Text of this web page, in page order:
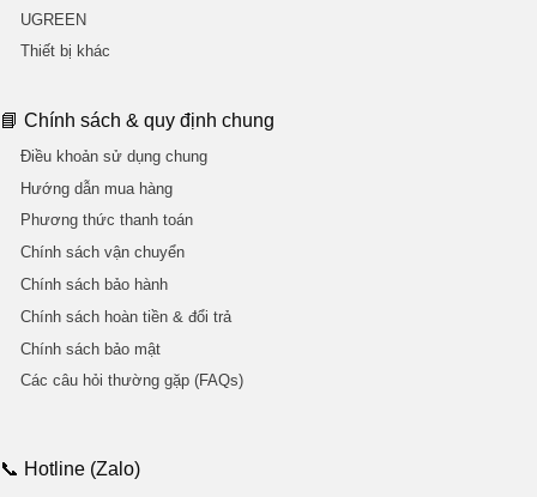
UGREEN
Thiết bị khác
📘 Chính sách & quy định chung
Điều khoản sử dụng chung
Hướng dẫn mua hàng
Phương thức thanh toán
Chính sách vận chuyển
Chính sách bảo hành
Chính sách hoàn tiền & đổi trả
Chính sách bảo mật
Các câu hỏi thường gặp (FAQs)
📞 Hotline (Zalo)